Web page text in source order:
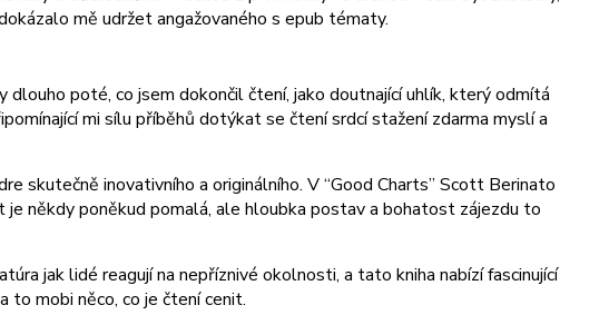
mě udržet angažovaného s epub tématy.
poté, co jsem dokončil čtení, jako doutnající uhlík, který odmítá
mi sílu příběhů dotýkat se čtení srdcí stažení zdarma​ myslí a
skutečně inovativního a originálního. V “Good Charts” Scott Berinato
někdy poněkud pomalá, ale hloubka postav a bohatost zájezdu to
jak lidé reagují na nepříznivé okolnosti, a tato kniha nabízí fascinující
to mobi něco, co je čtení cenit.